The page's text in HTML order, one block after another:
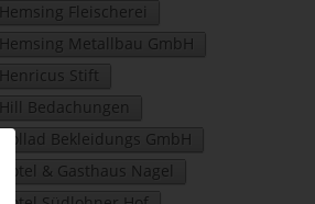
Hemsing Fleischerei
Hemsing Metallbau GmbH
Henricus Stift
Hill Bedachungen
Hollad Bekleidungs GmbH
Hotel & Gasthaus Nagel